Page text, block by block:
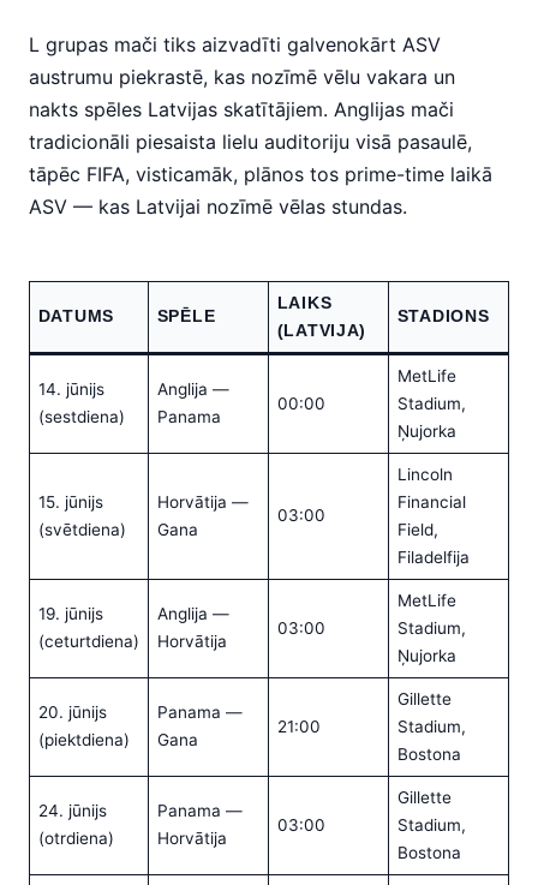
L grupas mači tiks aizvadīti galvenokārt ASV
austrumu piekrastē, kas nozīmē vēlu vakara un
nakts spēles Latvijas skatītājiem. Anglijas mači
tradicionāli piesaista lielu auditoriju visā pasaulē,
tāpēc FIFA, visticamāk, plānos tos prime-time laikā
ASV — kas Latvijai nozīmē vēlas stundas.
DATUMS SPĒLE
LAIKS
(LATVIJA)
STADIONS
14. jūnijs
(sestdiena)
Anglija —
Panama
00:00
MetLife
Stadium,
Ņujorka
15. jūnijs
(svētdiena)
Horvātija —
Gana
03:00
Lincoln
Financial
Field,
Filadelfija
19. jūnijs
(ceturtdiena)
Anglija —
Horvātija
03:00
MetLife
Stadium,
Ņujorka
20. jūnijs
(piektdiena)
Panama —
Gana
21:00
Gillette
Stadium,
Bostona
24. jūnijs
(otrdiena)
Panama —
Horvātija
03:00
Gillette
Stadium,
Bostona